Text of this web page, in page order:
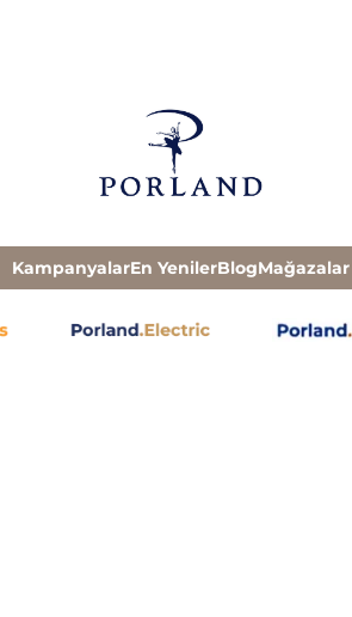
KampanyalarEn YenilerBlogMağazalar